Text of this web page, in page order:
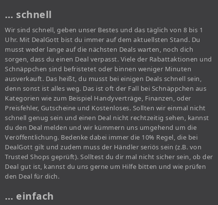
… schnell
Wir sind schnell, geben unser Bestes und das täglich von 8 bis 1
Uhr. Mit DealGott bist du immer auf dem aktuellsten Stand. Du
musst weder lange auf die nächsten Deals warten, noch dich
sorgen, dass du einen Deal verpasst. Viele der Rabattaktionen und
Schnäppchen sind befristetet oder binnen weniger Minuten
ausverkauft. Das heißt, du musst bei einigen Deals schnell sein,
denn sonst ist alles weg. Das ist oft der Fall bei Schnäppchen aus
Kategorien wie zum Beispiel Handyverträge, Finanzen, oder
Preisfehler, Gutscheine und Kostenloses. Sollten wir einmal nicht
schnell genug sein und einen Deal nicht rechtzeitig sehen, kannst
du den Deal melden und wir kümmern uns umgehend um die
Veröffentlichung. Bedenke dabei immer die 10% Regel, die bei
DealGott gilt und zudem muss der Händler seriös sein (z.B. von
Trusted Shops geprüft). Solltest du dir mal nicht sicher sein, ob der
Deal gut ist, kannst du uns gerne um Hilfe bitten und wie prüfen
den Deal für dich.
… einfach